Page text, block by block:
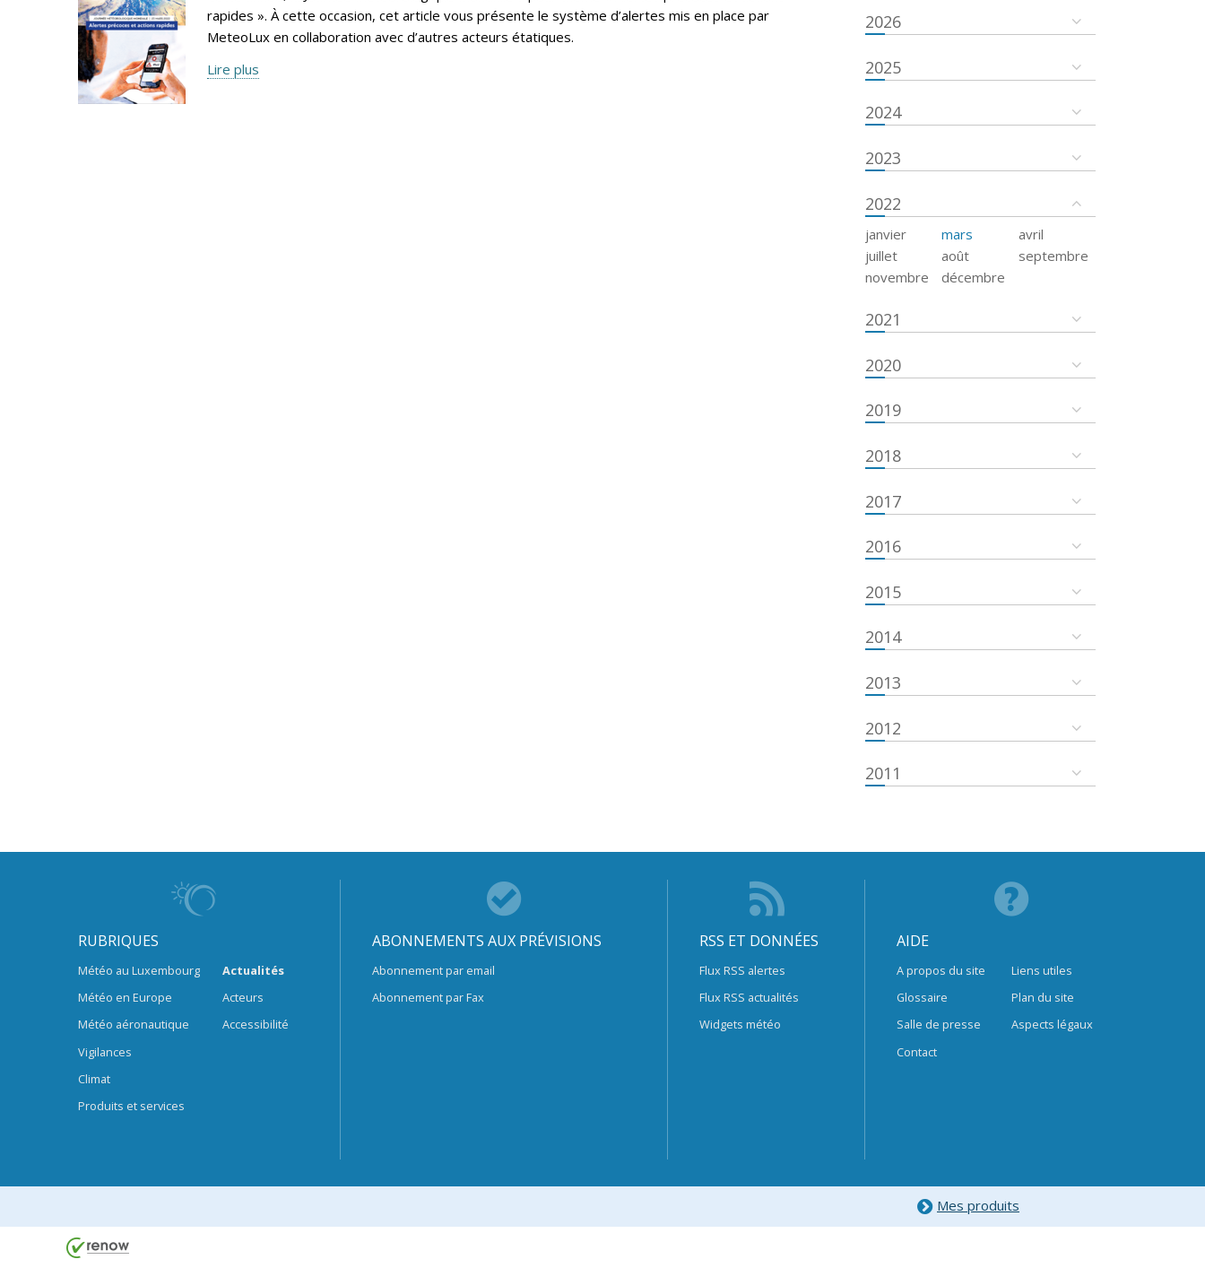
rapides ». À cette occasion, cet article vous présente le système d’alertes mis en place par
MeteoLux en collaboration avec d’autres acteurs étatiques.
Lire plus
2026
2025
2024
2023
2022
janvier mars
avril
juillet
août
septembre
novembre
décembre
2021
2020
2019
2018
2017
2016
2015
2014
2013
2012
2011
RUBRIQUES
Météo au Luxembourg
Météo en Europe
Météo aéronautique
Vigilances
Climat
Produits et services
Actualités
Acteurs
Accessibilité
ABONNEMENTS AUX PRÉVISIONS
Abonnement par email
Abonnement par Fax
RSS ET DONNÉES
Flux RSS alertes
Flux RSS actualités
Widgets météo
AIDE
A propos du site
Glossaire
Salle de presse
Contact
Liens utiles
Plan du site
Aspects légaux
Mes produits